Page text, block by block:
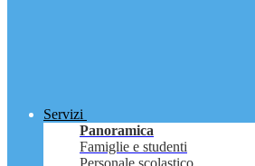
Servizi
Panoramica
Famiglie e studenti